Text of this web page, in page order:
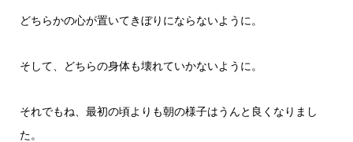
どちらかの心が置いてきぼりにならないように。
そして、どちらの身体も壊れていかないように。
それでもね、最初の頃よりも朝の様子はうんと良くなりまし
た。